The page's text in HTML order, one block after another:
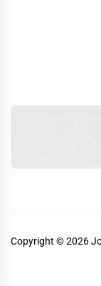
Copyright © 2026